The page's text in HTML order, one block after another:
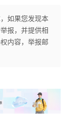
如果您发现本
报，并提供相
内容，举报邮